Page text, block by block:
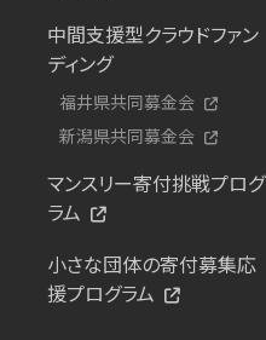
中間支援型クラウドファン
ディング
福井県共同募金会
新潟県共同募金会
マンスリー寄付挑戦プログ
ラム
小さな団体の寄付募集応
援プログラム